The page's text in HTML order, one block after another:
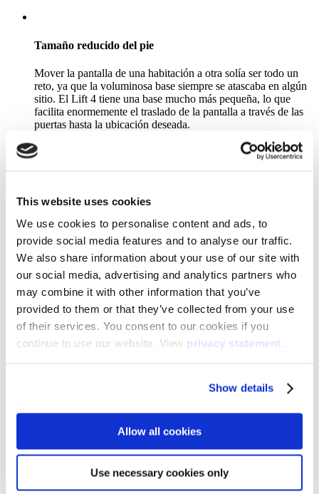
This website uses cookies
We use cookies to personalise content and ads, to
provide social media features and to analyse our traffic.
We also share information about your use of our site with
our social media, advertising and analytics partners who
may combine it with other information that you’ve
provided to them or that they’ve collected from your use
of their services. You consent to our cookies if you
continue to use our website. View privacy statement.
Show details
Allow all cookies
Use necessary cookies only
Tamaño reducido del pie
Mover la pantalla de una habitación a otra solía ser todo un
reto, ya que la voluminosa base siempre se atascaba en algún
sitio. El Lift 4 tiene una base mucho más pequeña, lo que
facilita enormemente el traslado de la pantalla a través de las
puertas hasta la ubicación deseada.
¿Prefieres lo tradicional y usar un cable para conectar tu
ordenador portátil a la pantalla en lugar de compartirlo de
forma inalámbrica? ¡Tenemos lo que necesitas! Añade la
bandeja opcional para ordenador portátil al Lift 4 y tendrás un
lugar práctico donde colocarlo.
A nadie le gusta el desorden
Hemos incluido una caja para cables en el Lift 4, para que
todos los cables se puedan guardar de forma ordenada.
Ahorra tiempo en el montaje
Para que puedas seguir con tu día lo antes posible, nos hemos
asegurado de que el 90 % de las piezas comunes del Lift 4
estén premontadas y probadas en fábrica.